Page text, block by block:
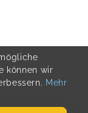
können wir
Mehr